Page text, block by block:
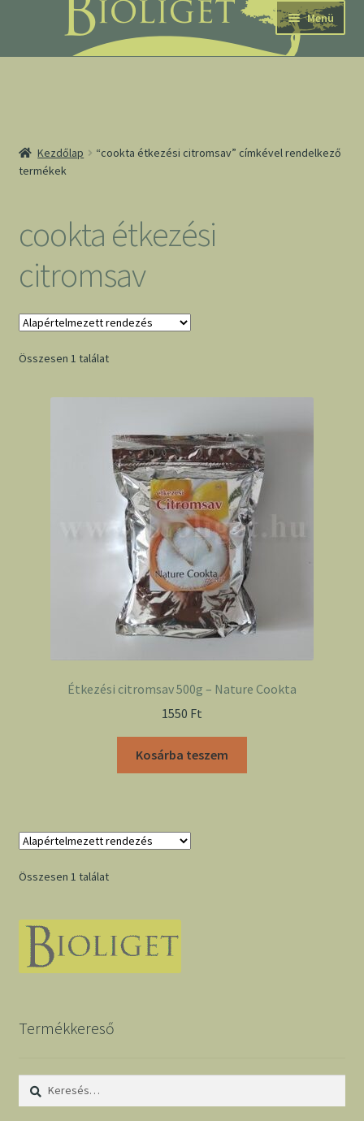
navigációhoz
tartalomba
Menü
Kezdőlap
“cookta étkezési citromsav” címkével rendelkező
termékek
cookta étkezési
citromsav
Összesen 1 találat
Étkezési citromsav 500g – Nature Cookta
1550 Ft
Kosárba teszem
Összesen 1 találat
Termékkereső
Keresés: